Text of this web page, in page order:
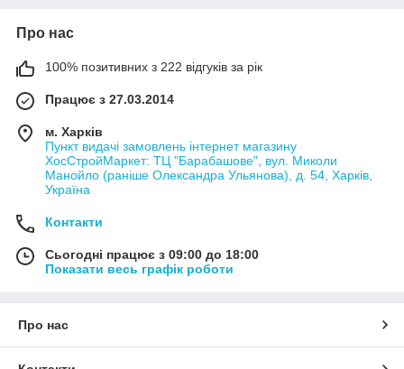
Про нас
100% позитивних з 222 відгуків за рік
Працює з 27.03.2014
м. Харків
Пункт видачі замовлень інтернет магазину
ХосСтройМаркет: ТЦ "Барабашове", вул. Миколи
Манойло (раніше Олександра Ульянова), д. 54, Харків,
Україна
Контакти
Сьогодні працює з 09:00 до 18:00
Показати весь графік роботи
Про нас